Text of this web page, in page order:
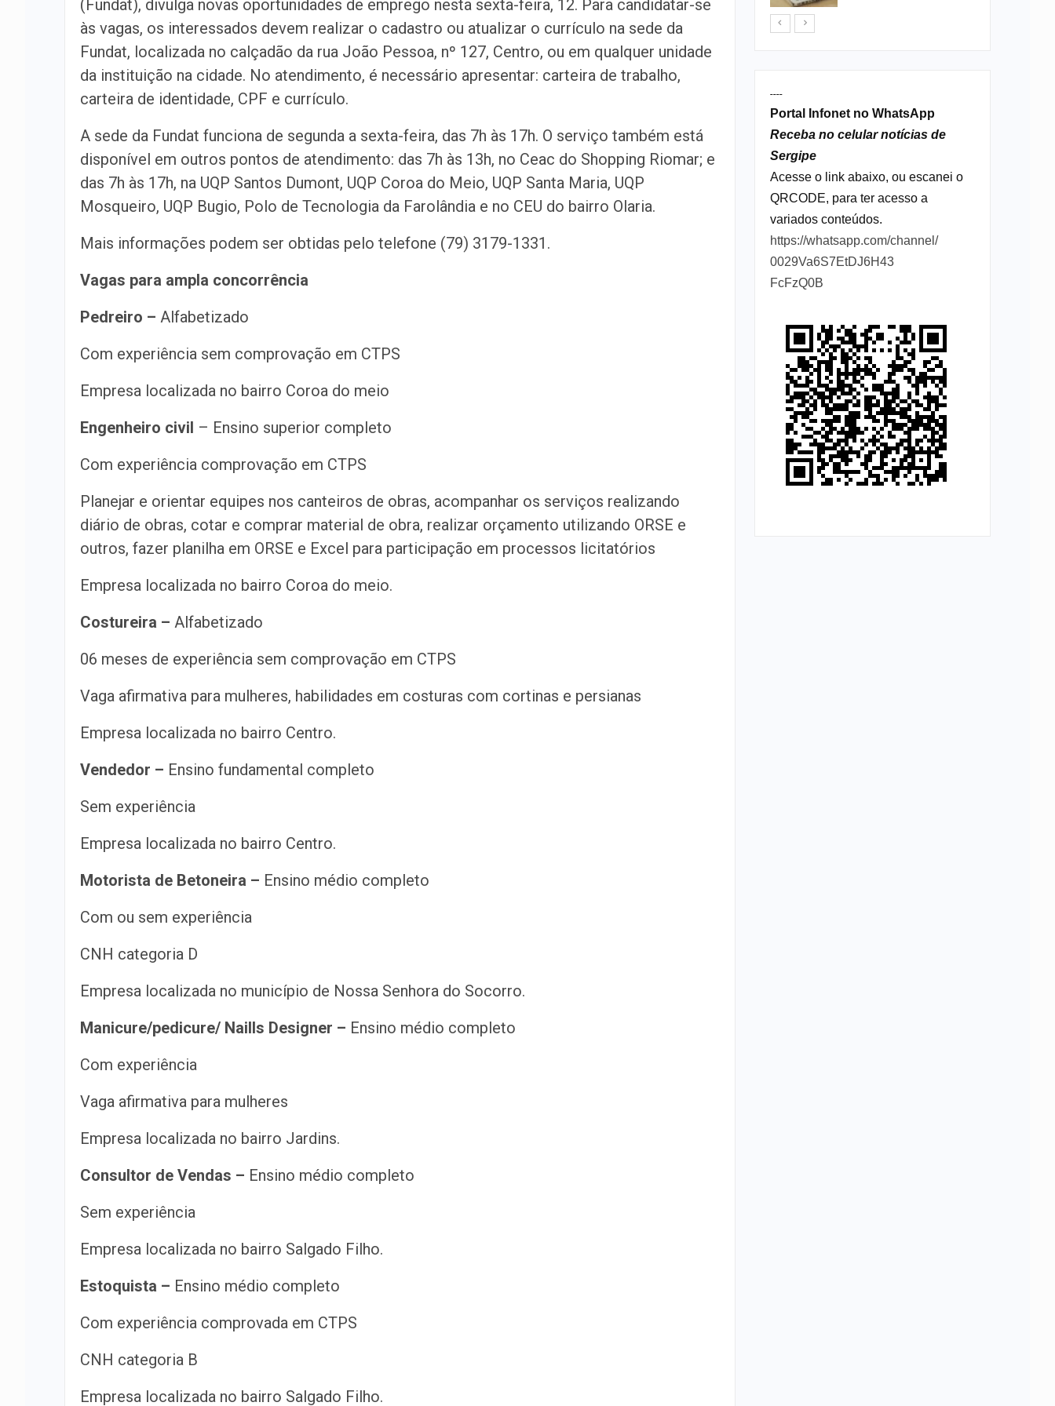
(Fundat), divulga novas oportunidades de emprego nesta sexta-feira, 12. Para candidatar-se
às vagas, os interessados devem realizar o cadastro ou atualizar o currículo na sede da
Fundat, localizada no calçadão da rua João Pessoa, nº 127, Centro, ou em qualquer unidade
da instituição na cidade. No atendimento, é necessário apresentar: carteira de trabalho,
carteira de identidade, CPF e currículo.
A sede da Fundat funciona de segunda a sexta-feira, das 7h às 17h. O serviço também está
disponível em outros pontos de atendimento: das 7h às 13h, no Ceac do Shopping Riomar; e
das 7h às 17h, na UQP Santos Dumont, UQP Coroa do Meio, UQP Santa Maria, UQP
Mosqueiro, UQP Bugio, Polo de Tecnologia da Farolândia e no CEU do bairro Olaria.
Mais informações podem ser obtidas pelo telefone (79) 3179-1331.
Vagas para ampla concorrência
Pedreiro – Alfabetizado
Com experiência sem comprovação em CTPS
Empresa localizada no bairro Coroa do meio
Engenheiro civil – Ensino superior completo
Com experiência comprovação em CTPS
Planejar e orientar equipes nos canteiros de obras, acompanhar os serviços realizando
diário de obras, cotar e comprar material de obra, realizar orçamento utilizando ORSE e
outros, fazer planilha em ORSE e Excel para participação em processos licitatórios
Empresa localizada no bairro Coroa do meio.
Costureira – Alfabetizado
06 meses de experiência sem comprovação em CTPS
Vaga afirmativa para mulheres, habilidades em costuras com cortinas e persianas
Empresa localizada no bairro Centro.
Vendedor – Ensino fundamental completo
Sem experiência
Empresa localizada no bairro Centro.
Motorista de Betoneira – Ensino médio completo
Com ou sem experiência
CNH categoria D
Empresa localizada no município de Nossa Senhora do Socorro.
Manicure/pedicure/ Naills Designer – Ensino médio completo
Com experiência
Vaga afirmativa para mulheres
Empresa localizada no bairro Jardins.
Consultor de Vendas – Ensino médio completo
Sem experiência
Empresa localizada no bairro Salgado Filho.
Estoquista – Ensino médio completo
Com experiência comprovada em CTPS
CNH categoria B
Empresa localizada no bairro Salgado Filho.
----
Portal Infonet no WhatsApp
Receba no celular notícias de
Sergipe
Acesse o link abaixo, ou escanei o
QRCODE, para ter acesso a
variados conteúdos.
https://whatsapp.com/channel/
0029Va6S7EtDJ6H43
FcFzQ0B